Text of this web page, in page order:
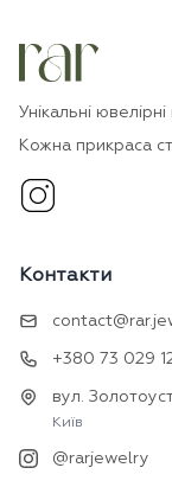
Унікальні
Кожна прикраса
Контакти
+380 73 029
вул.
Київ
@rarjewelry